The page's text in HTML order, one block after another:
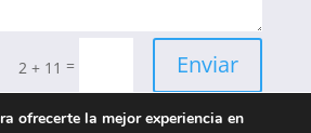
2 + 11 = Enviar
ofrecerte la mejor experiencia en